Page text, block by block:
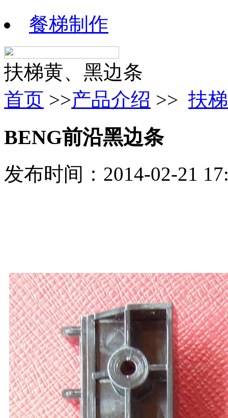
餐梯制作
扶梯黄、黑边条
首页 >>产品介绍 >> 扶
BENG前沿黑边条
发布时间：2014-02-21